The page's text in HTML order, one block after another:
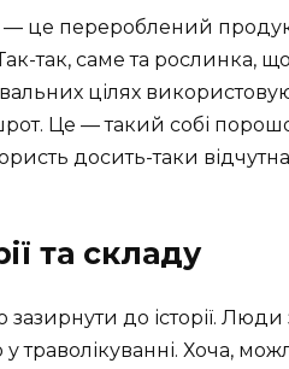
це перероблений
так, саме та рослинка,
цілях
Це — такий собі
досить-таки
та складу
зазирнути до історії.
траволікуванні. Хоча,